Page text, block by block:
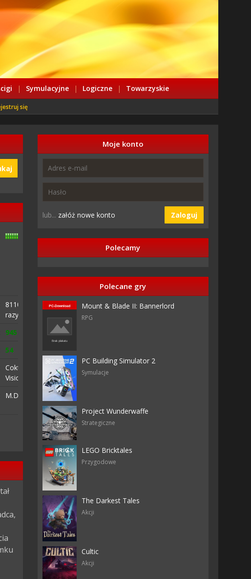
| Symulacyjne | Logiczne | Towarzyskie
się
8110
razy
945
54
Coktel
Vision
M.D.O.
Moje konto
lub... załóż nowe konto Zaloguj
Polecamy
Polecane gry
Mount & Blade II: Bannerlord
RPG
PC Building Simulator 2
Symulacje
Project Wunderwaffe
Strategiczne
LEGO Bricktales
Przygodowe
The Darkest Tales
Akcji
Cultic
Akcji